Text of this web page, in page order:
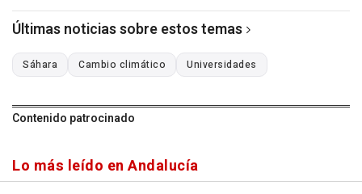
Últimas noticias sobre estos temas
Sáhara Cambio climático Universidades
Contenido patrocinado
Lo más leído en Andalucía